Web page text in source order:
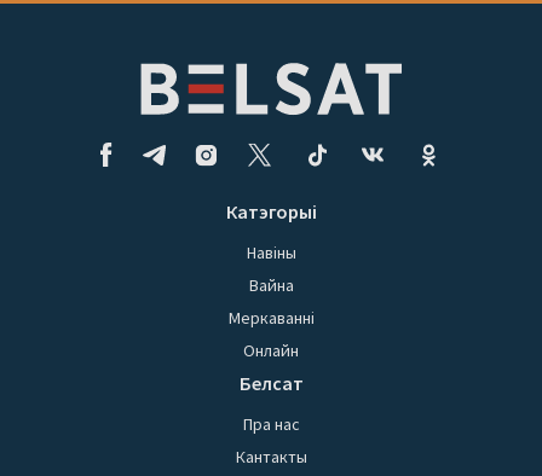
Катэгорыі
Навіны
Вайна
Меркаванні
Онлайн
Белсат
Пра нас
Кантакты